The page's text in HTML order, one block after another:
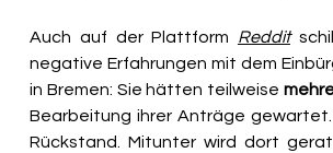
Auch auf der Plattform Reddit
negative Erfahrungen mit dem
in Bremen: Sie hätten teilweise
Bearbeitung ihrer Anträge
Rückstand. Mitunter wird dort